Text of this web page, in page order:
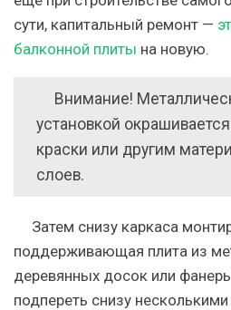
сути, капитальный ремонт —
балконной плиты на новую.
Внимание!
установкой
краски или другим
слоев.
Затем снизу каркаса
поддерживающая плита из
деревянных досок или
подпереть снизу